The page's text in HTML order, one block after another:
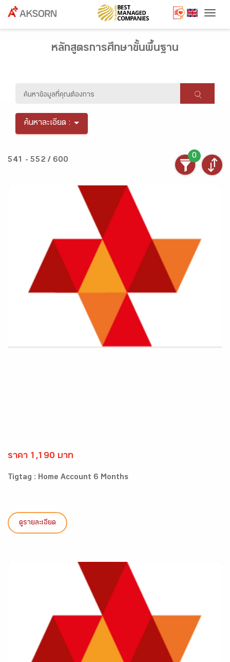
หลักสูตรการศึกษาขั้นพื้นฐาน
ค้นหาละเอียด :
541 - 552 / 600
0
ราคา 1,190 บาท
Tigtag : Home Account 6 Months
ดูรายละเอียด